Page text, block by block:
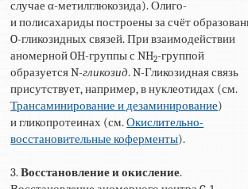
случае α-метилглюкозида). Олиго-
и полисахариды построены за счёт
O-гликозидных связей. При взаимодействии
аномерной OH-группы с NH2-группой
образуется N-гликозид. N-Гликозидная связь
присутствует, например, в нуклеотидах (см.
Трансаминирование и дезаминирование)
и гликопротеинах (см.Окислительно-
восстановительные коферменты).
3.Восстановление и окисление.